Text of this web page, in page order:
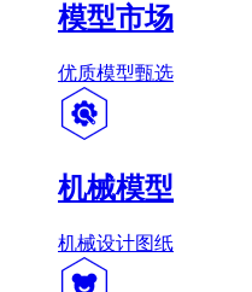
模型市场
优质模型甄选
机械模型
机械设计图纸